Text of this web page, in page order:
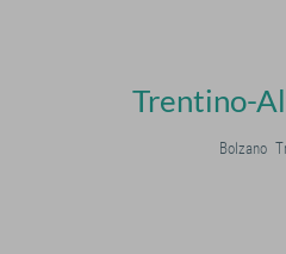
Trentino-
Bolzano